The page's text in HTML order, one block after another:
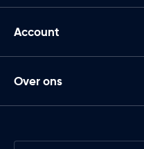
Account
Over ons